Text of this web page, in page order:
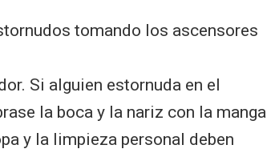
tomando los ascensores
Si alguien estornuda en el
la boca y la nariz con la manga
y la limpieza personal deben